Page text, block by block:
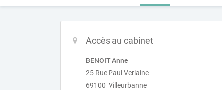
Accès au cabinet
BENOIT Anne
25 Rue Paul Verlaine
69100 Villeurbanne